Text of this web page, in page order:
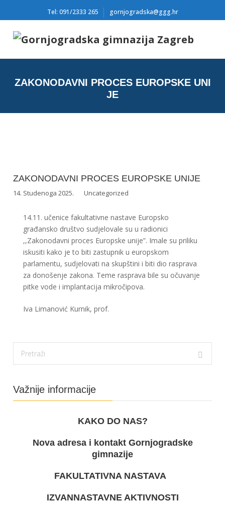
Tel: 091/2333 265 gornjogradska@ggg.hr
ZAKONODAVNI PROCES EUROPSKE UNI
JE
ZAKONODAVNI PROCES EUROPSKE UNIJE
14. Studenoga 2025. Uncategorized
14.11. učenice fakultativne nastave Europsko
građansko društvo sudjelovale su u radionici
,,Zakonodavni proces Europske unije”. Imale su priliku
iskusiti kako je to biti zastupnik u europskom
parlamentu, sudjelovati na skupštini i biti dio rasprava
za donošenje zakona. Teme rasprava bile su očuvanje
pitke vode i implantacija mikročipova.
Iva Limanović Kurnik, prof.
Važnije informacije
KAKO DO NAS?
Nova adresa i kontakt Gornjogradske
gimnazije
FAKULTATIVNA NASTAVA
IZVANNASTAVNE AKTIVNOSTI